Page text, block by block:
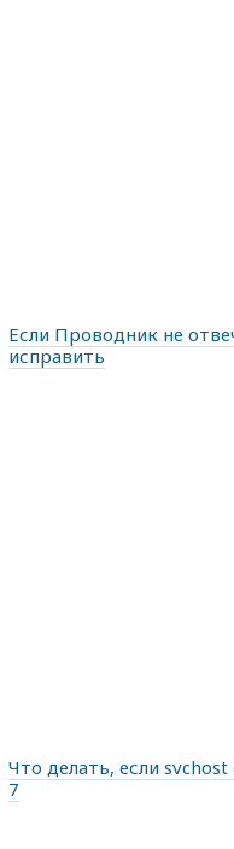
Если Проводник не
исправить
Что делать, если
7